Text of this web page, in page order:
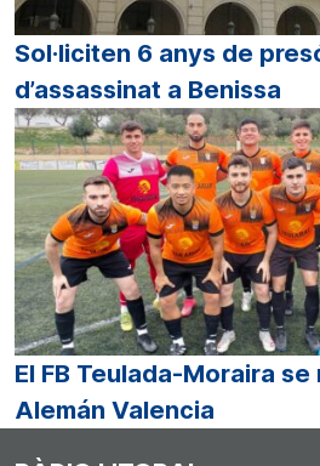
Sol·liciten 6 anys de
d’assassinat a Benissa
El FB Teulada-Moraira
Alemán Valencia